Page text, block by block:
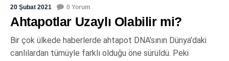
20 Şubat 2021 0 Yorum
Ahtapotlar Uzaylı Olabilir mi?
Bir çok ülkede haberlerde ahtapot DNA’sının Dünya’daki
canlılardan tümüyle farklı olduğu öne sürüldü. Peki